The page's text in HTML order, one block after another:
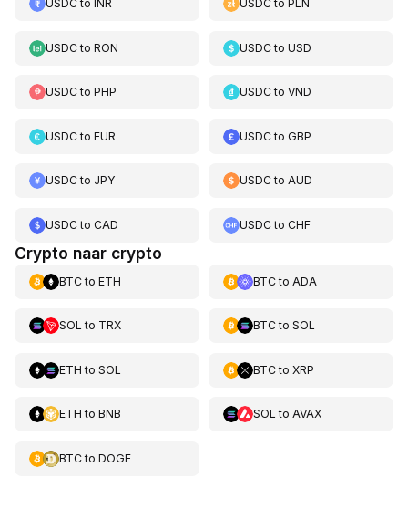
USDCto INR USDCtoPLN
USDCto RON USDCtoUSD
USDCto PHP USDCtoVND
USDCto EUR USDCtoGBP
USDCto JPY USDCtoAUD
USDCto CAD USDCtoCHF
Crypto naar crypto
BTCto ETH BTCto ADA
SOL to TRX BTCto SOL
ETH to SOL BTCto XRP
ETH to BNB SOL to AVAX
BTCto DOGE